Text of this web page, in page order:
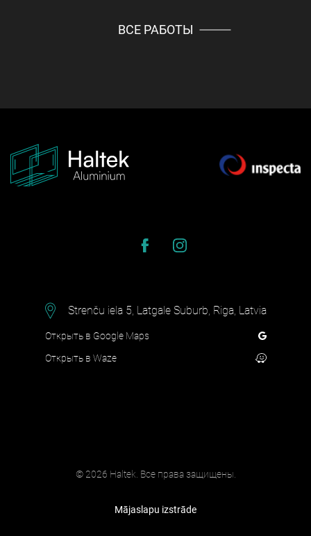
ВСЕ РАБОТЫ
Strenču iela 5, Latgale Suburb, Riga, Latvia
Открыть в Google Maps
Открыть в Waze
© 2026 Haltek. Все права защищены.
Mājaslapu izstrāde